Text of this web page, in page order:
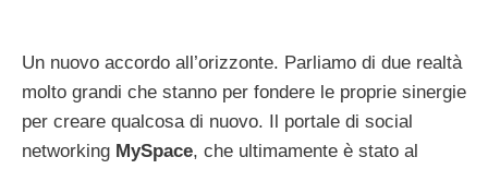
Un nuovo accordo all’orizzonte. Parliamo di due realtà
molto grandi che stanno per fondere le proprie sinergie
per creare qualcosa di nuovo. Il portale di social
networking MySpace, che ultimamente è stato al